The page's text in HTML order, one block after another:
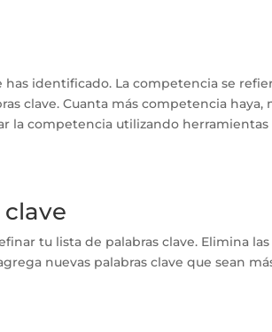
identificado. La competencia se
clave. Cuanta más competencia haya,
la competencia utilizando herramientas
tu lista de palabras clave. Elimina las
nuevas palabras clave que sean